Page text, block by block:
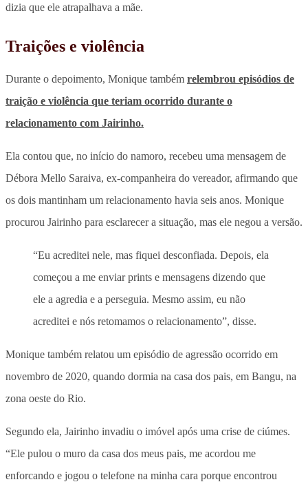
dizia que ele atrapalhava a mãe.
Traições e violência
Durante o depoimento, Monique também relembrou episódios de
traição e violência que teriam ocorrido durante o
relacionamento com Jairinho.
Ela contou que, no início do namoro, recebeu uma mensagem de
Débora Mello Saraiva, ex-companheira do vereador, afirmando que
os dois mantinham um relacionamento havia seis anos. Monique
procurou Jairinho para esclarecer a situação, mas ele negou a versão.
“Eu acreditei nele, mas fiquei desconfiada. Depois, ela
começou a me enviar prints e mensagens dizendo que
ele a agredia e a perseguia. Mesmo assim, eu não
acreditei e nós retomamos o relacionamento”, disse.
Monique também relatou um episódio de agressão ocorrido em
novembro de 2020, quando dormia na casa dos pais, em Bangu, na
zona oeste do Rio.
Segundo ela, Jairinho invadiu o imóvel após uma crise de ciúmes.
“Ele pulou o muro da casa dos meus pais, me acordou me
enforcando e jogou o telefone na minha cara porque encontrou